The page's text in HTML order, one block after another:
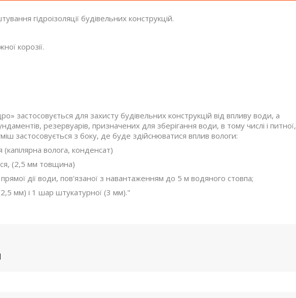
гідроізоляції будівельних конструкцій.
корозії.
застосовується для захисту будівельних конструкцій від впливу води, а
резервуарів, призначених для зберігання води, в тому числі і питної,
застосовується з боку, де буде здійснюватися вплив вологи:
волога, конденсат)
(2,5 мм товщина)
дії води, пов'язаної з навантаженням до 5 м водяного стовпа;
мм) і 1 шар штукатурної (3 мм)."